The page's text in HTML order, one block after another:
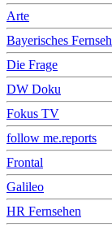
Arte
Bayerisches
Die Frage
DW Doku
Fokus TV
follow me.reports
Frontal
Galileo
HR Fernsehen